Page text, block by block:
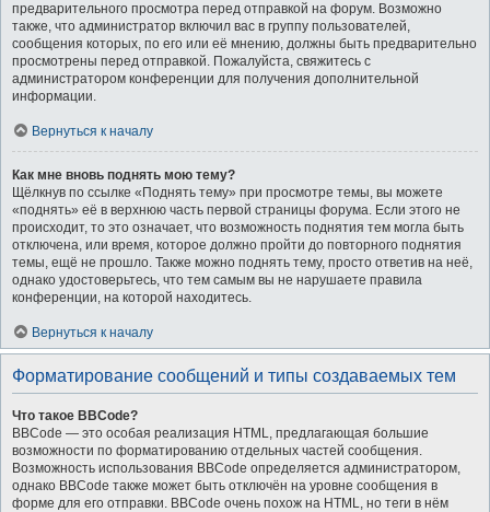
предварительного просмотра перед отправкой на форум. Возможно
также, что администратор включил вас в группу пользователей,
сообщения которых, по его или её мнению, должны быть предварительно
просмотрены перед отправкой. Пожалуйста, свяжитесь с
администратором конференции для получения дополнительной
информации.
Вернуться к началу
Как мне вновь поднять мою тему?
Щёлкнув по ссылке «Поднять тему» при просмотре темы, вы можете
«поднять» её в верхнюю часть первой страницы форума. Если этого не
происходит, то это означает, что возможность поднятия тем могла быть
отключена, или время, которое должно пройти до повторного поднятия
темы, ещё не прошло. Также можно поднять тему, просто ответив на неё,
однако удостоверьтесь, что тем самым вы не нарушаете правила
конференции, на которой находитесь.
Вернуться к началу
Форматирование сообщений и типы создаваемых тем
Что такое BBCode?
BBCode — это особая реализация HTML, предлагающая большие
возможности по форматированию отдельных частей сообщения.
Возможность использования BBCode определяется администратором,
однако BBCode также может быть отключён на уровне сообщения в
форме для его отправки. BBCode очень похож на HTML, но теги в нём